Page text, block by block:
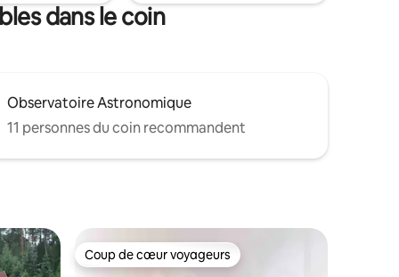
dans le coin
Observatoire Astronomique
11 personnes du coin recommandent
Coup de cœur voyageurs
Coup de cœur voyageurs